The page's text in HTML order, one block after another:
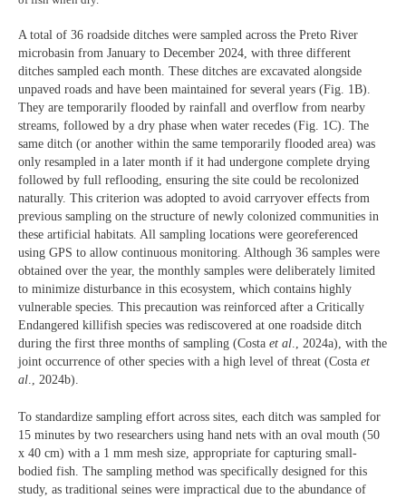
A total of 36 roadside ditches were sampled across the Preto River
microbasin from January to December 2024, with three different
ditches sampled each month. These ditches are excavated alongside
unpaved roads and have been maintained for several years (Fig. 1B).
They are temporarily flooded by rainfall and overflow from nearby
streams, followed by a dry phase when water recedes (Fig. 1C). The
same ditch (or another within the same temporarily flooded area) was
only resampled in a later month if it had undergone complete drying
followed by full reflooding, ensuring the site could be recolonized
naturally. This criterion was adopted to avoid carryover effects from
previous sampling on the structure of newly colonized communities in
these artificial habitats. All sampling locations were georeferenced
using GPS to allow continuous monitoring. Although 36 samples were
obtained over the year, the monthly samples were deliberately limited
to minimize disturbance in this ecosystem, which contains highly
vulnerable species. This precaution was reinforced after a Critically
Endangered killifish species was rediscovered at one roadside ditch
during the first three months of sampling (Costa et al., 2024a), with the
joint occurrence of other species with a high level of threat (Costa et
al., 2024b).
To standardize sampling effort across sites, each ditch was sampled for
15 minutes by two researchers using hand nets with an oval mouth (50
x 40 cm) with a 1 mm mesh size, appropriate for capturing small-
bodied fish. The sampling method was specifically designed for this
study, as traditional seines were impractical due to the abundance of